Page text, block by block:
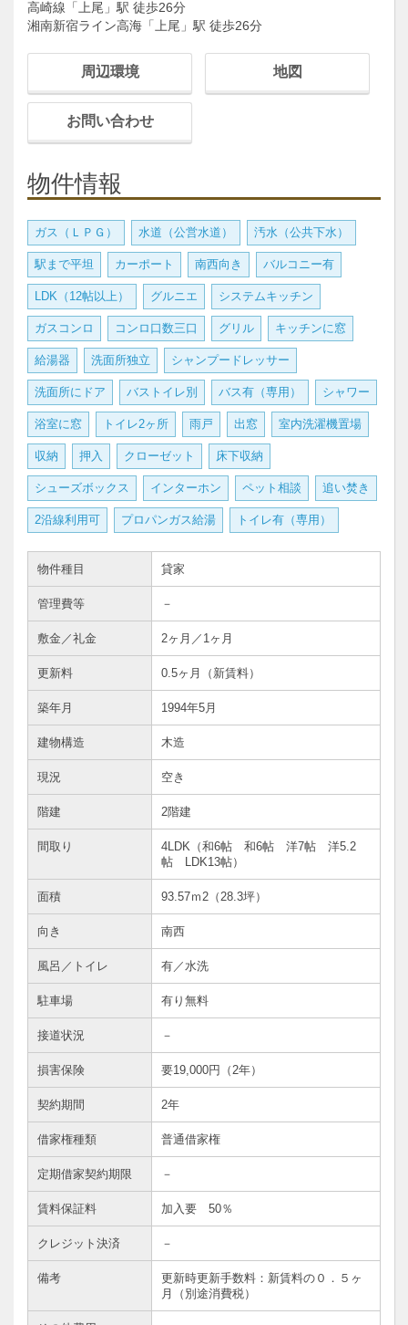
高崎線「上尾」駅 徒歩26分
湘南新宿ライン高海「上尾」駅 徒歩26分
周辺環境 地図
お問い合わせ
物件情報
ガス（ＬＰＧ） 水道（公営水道） 汚水（公共下水）
駅まで平坦 カーポート 南西向き バルコニー有
LDK（12帖以上） グルニエ システムキッチン
ガスコンロ コンロ口数三口 グリル キッチンに窓
給湯器 洗面所独立 シャンプードレッサー
洗面所にドア バストイレ別 バス有（専用） シャワー
浴室に窓 トイレ2ヶ所 雨戸 出窓 室内洗濯機置場
収納 押入 クローゼット 床下収納
シューズボックス インターホン ペット相談 追い焚き
2沿線利用可 プロパンガス給湯 トイレ有（専用）
物件種目 貸家
管理費等 －
敷金／礼金 2ヶ月／1ヶ月
更新料 0.5ヶ月（新賃料）
築年月 1994年5月
建物構造 木造
現況 空き
階建 2階建
間取り
4LDK（和6帖 和6帖 洋7帖 洋5.2
帖 LDK13帖）
面積 93.57ｍ2 （28.3坪）
向き 南西
風呂／トイレ 有／水洗
駐車場 有り無料
接道状況 －
損害保険 要19,000円（2年）
契約期間 2年
借家権種類 普通借家権
定期借家契約期限 －
賃料保証料 加入要 50％
クレジット決済 －
備考
更新時更新手数料：新賃料の０．５ヶ
月（別途消費税）